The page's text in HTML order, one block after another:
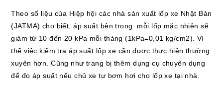
Theo số liệu của Hiệp hội các nhà sản xuất lốp xe Nhật Bản
(JATMA) cho biết, áp suất bên trong mỗi lốp mặc nhiên sẽ
giảm từ 10 đến 20 kPa mỗi tháng (1kPa=0,01 kg/cm2). Vì
thế việc kiểm tra áp suất lốp xe cần được thực hiện thường
xuyên hơn. Cũng như trang bị thêm dụng cụ chuyên dụng
để đo áp suất nếu chủ xe tự bơm hơi cho lốp xe tại nhà.